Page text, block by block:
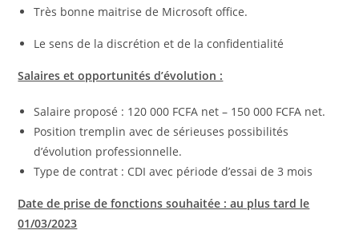
Très bonne maitrise de Microsoft office.
Le sens de la discrétion et de la confidentialité
Salaires et opportunités d’évolution :
Salaire proposé : 120 000 FCFA net – 150 000 FCFA net.
Position tremplin avec de sérieuses possibilités
d’évolution professionnelle.
Type de contrat : CDI avec période d’essai de 3 mois
Date de prise de fonctions souhaitée : au plus tard le
01/03/2023